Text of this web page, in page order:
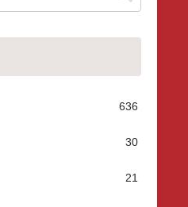
636
30
21